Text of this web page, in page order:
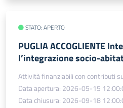
STATO: APERTO
PUGLIA ACCOGLIENTE
l’integrazione socio-
Attività finanziabili con contributi
Data apertura: 2026-05-15
Data chiusura: 2026-09-18